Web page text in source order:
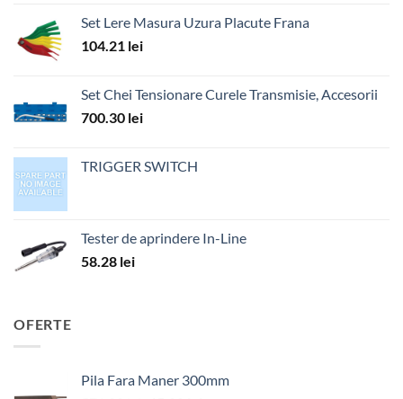
Set Lere Masura Uzura Placute Frana
104.21 lei
Set Chei Tensionare Curele Transmisie, Accesorii
700.30 lei
TRIGGER SWITCH
Tester de aprindere In-Line
58.28 lei
OFERTE
Pila Fara Maner 300mm